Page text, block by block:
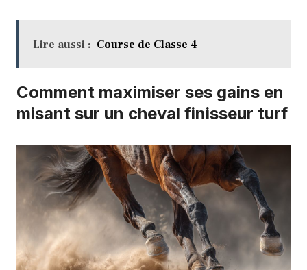
Lire aussi : Course de Classe 4
Comment maximiser ses gains en
misant sur un cheval finisseur turf